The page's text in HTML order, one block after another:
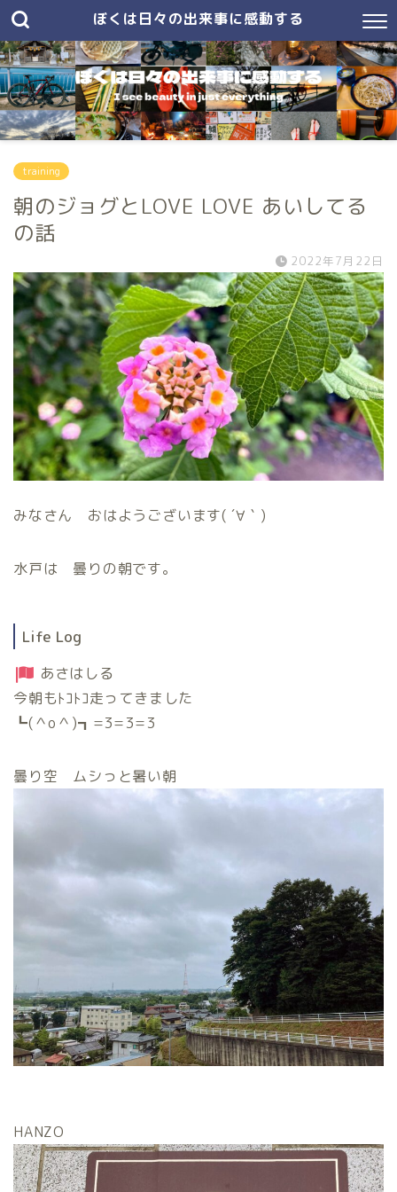
ぼくは日々の出来事に感動する
training
朝のジョグとLOVE LOVE あいしてる
の話
2022年7月22日
みなさん おはようございます( ´∀｀)
水戸は 曇りの朝です。
Life Log
あさはしる
今朝もﾄｺﾄｺ走ってきました
┗(＾o＾)┓=3=3=3
曇り空 ムシっと暑い朝
HANZO